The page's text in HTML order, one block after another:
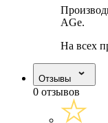
AGe.
На всех
Отзывы
0 отзывов